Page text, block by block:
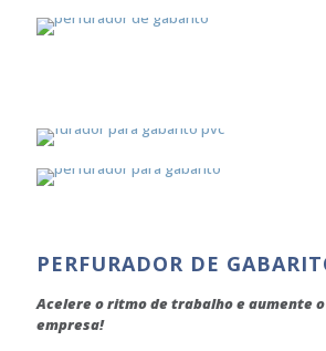
PERFURADOR DE
Acelere o ritmo de trabalho e aumente
empresa!